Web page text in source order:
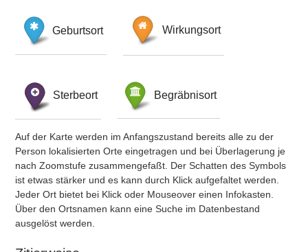
Geburtsort Wirkungsort
Sterbeort Begräbnisort
Auf der Karte werden im Anfangszustand bereits alle zu der
Person lokalisierten Orte eingetragen und bei Überlagerung je
nach Zoomstufe zusammengefaßt. Der Schatten des Symbols
ist etwas stärker und es kann durch Klick aufgefaltet werden.
Jeder Ort bietet bei Klick oder Mouseover einen Infokasten.
Über den Ortsnamen kann eine Suche im Datenbestand
ausgelöst werden.